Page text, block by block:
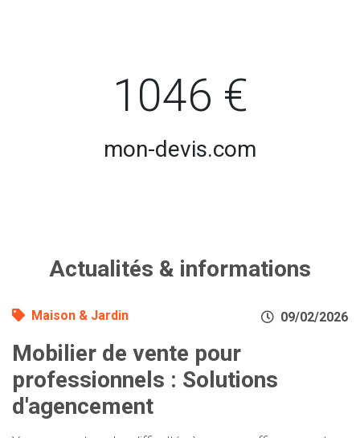
1046 €
mon-devis.com
Actualités & informations
Maison & Jardin 09/02/2026
Mobilier de vente pour
professionnels : Solutions
d'agencement